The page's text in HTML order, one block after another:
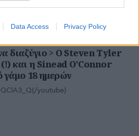
Data Access Privacy Policy
διαζύγιο > Ο Steven Tyler
και η Sinead O'Connor
γάμο 18 ημερών
youtube}